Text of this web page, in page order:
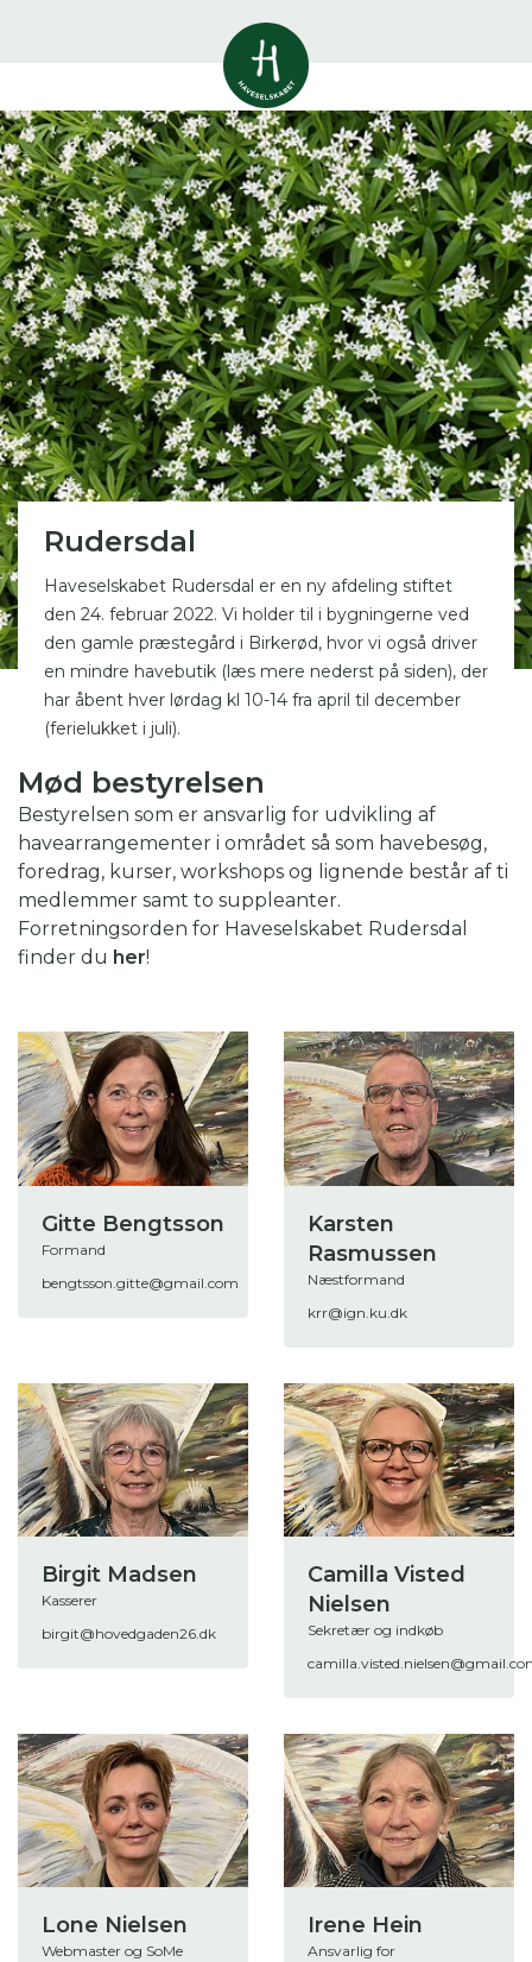
Havestof
0resultater
Arrangementer
0resultater
Shop
0 resultater
Åbne haver
0resultater
Du skal indtaste minimum 3
tegn for at se resultater
Her kan du søge i hele vores katalog af
artikler, arrangementer, produkter og åbne
haver.
Rudersdal
Haveselskabet Rudersdal er en ny afdeling stiftet
den 24. februar 2022. Vi holder til i bygningerne ved
den gamle præstegård i Birkerød, hvor vi også driver
en mindre havebutik (læs mere nederst på siden), der
har åbent hver lørdag kl 10-14 fra april til december
(ferielukket i juli).
Mød bestyrelsen
Bestyrelsen som er ansvarlig for udvikling af
havearrangementer i området så som havebesøg,
foredrag, kurser, workshops og lignende består af ti
medlemmer samt to suppleanter.
Forretningsorden for Haveselskabet Rudersdal
finder du her!
Gitte Bengtsson
Formand
bengtsson.gitte@gmail.com
Karsten
Rasmussen
Næstformand
krr@ign.ku.dk
Birgit Madsen
Kasserer
birgit@hovedgaden26.dk
Camilla Visted
Nielsen
Sekretær og indkøb
Lone Nielsen
Webmaster og SoMe
Irene Hein
Ansvarlig for